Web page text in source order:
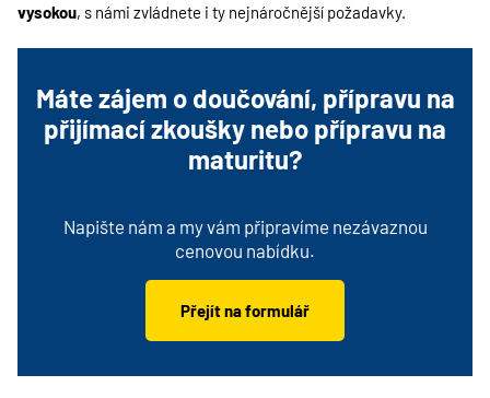
vysokou, s námi zvládnete i ty nejnáročnější požadavky.
Máte zájem o doučování, přípravu na
přijímací zkoušky nebo přípravu na
maturitu?
Napište nám a my vám připravíme nezávaznou
cenovou nabídku.
Přejít na formulář